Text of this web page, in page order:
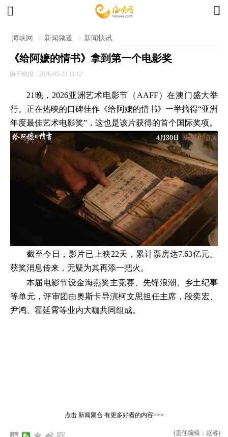
 
海峡网 > 新闻频道 > 新闻快讯
《给阿嬷的情书》拿到第一个电影奖
扬子晚报 2026-05-22 11:12
21晚，2026亚洲艺术电影节（AAFF）在澳门盛大举
行。正在热映的口碑佳作《给阿嬷的情书》一举摘得“亚洲
年度最佳艺术电影奖”，这也是该片获得的首个国际奖项。
截至今日，影片已上映22天，累计票房达7.63亿元。
获奖消息传来，无疑为其再添一把火。
本届电影节设金海燕奖主竞赛、先锋浪潮、乡土纪事
等单元，评审团由奥斯卡导演柯文思担任主席，段奕宏、
尹鸿、霍廷霄等业内大咖共同组成。
点击 新闻聚合有更多好看的内容>>>
(责任编辑：赵睿)